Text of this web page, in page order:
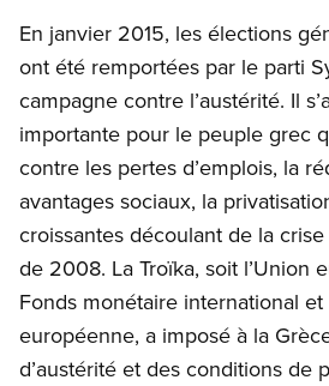
En janvier 2015, les élections
ont été remportées par le parti
campagne contre l’austérité. Il
importante pour le peuple grec
contre les pertes d’emplois, la
avantages sociaux, la
croissantes découlant de la
de 2008. La Troïka, soit l’Union
Fonds monétaire international
européenne, a imposé à la
d’austérité et des conditions de